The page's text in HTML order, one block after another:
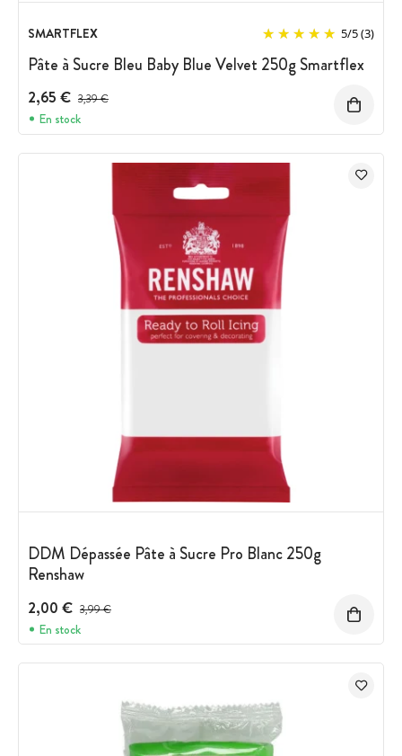
SMARTFLEX 5/5(3)
Pâte à Sucre Bleu Baby Blue Velvet 250g Smartflex
2,65 € Prix avant réduction :
3,39 €
En stock
DDM Dépassée Pâte à Sucre Pro Blanc 250g
Renshaw
2,00 € Prix avant réduction :
3,99 €
En stock